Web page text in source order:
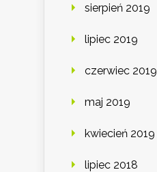
sierpień 2019
lipiec 2019
czerwiec 2019
maj 2019
kwiecień 2019
lipiec 2018